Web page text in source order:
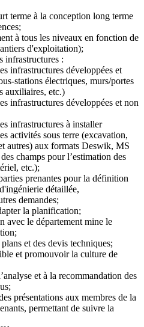
terme à la conception long terme
à tous les niveaux en fonction de
d'exploitation);
infrastructures :
infrastructures développées et
stations électriques, murs/portes
auxiliaires, etc.)
infrastructures développées et non
infrastructures à installer
activités sous terre (excavation,
autres) aux formats Deswik, MS
champs pour l’estimation des
etc.);
prenantes pour la définition
détaillée,
demandes;
la planification;
avec le département mine le
et des devis techniques;
et promouvoir la culture de
et à la recommandation des
présentations aux membres de la
permettant de suivre la